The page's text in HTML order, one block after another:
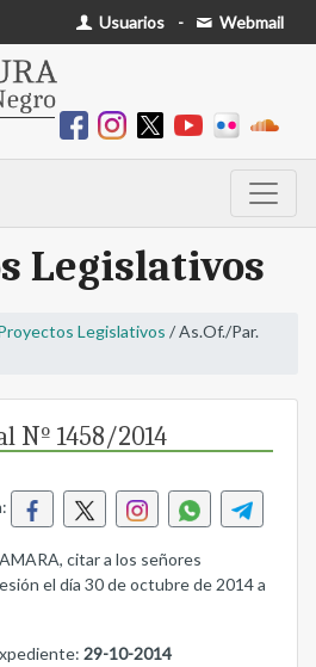
Usuarios - Webmail
Legislativos
Legislativos / As.Of./Par.
Nº 1458/2014
citar a los señores
el día 30 de octubre de 2014 a
29-10-2014